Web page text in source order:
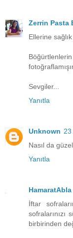
Zerrin Pasta
Ellerine
Sevgiler...
Yanıtla
Unknown 23
Nasıl da
Yanıtla
HamaratAbla
İftar
sofralarınızı
birbirinden